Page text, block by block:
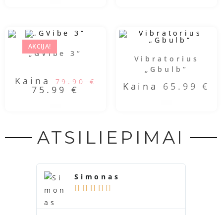
AKCIJA!
„GVibe 3“
Kaina79.90€
75.99 €
Vibratorius
„Gbulb“
Kaina 65.99€
ATSILIEPIMAI
Simonas
    